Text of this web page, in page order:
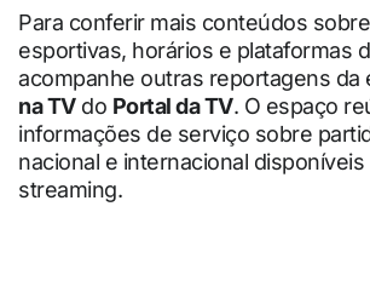
Para conferir mais conteúdos
esportivas, horários e plataformas
acompanhe outras reportagens da
na TVdo Portal da TV. O espaço
informações de serviço sobre
nacional e internacional disponíveis
streaming.